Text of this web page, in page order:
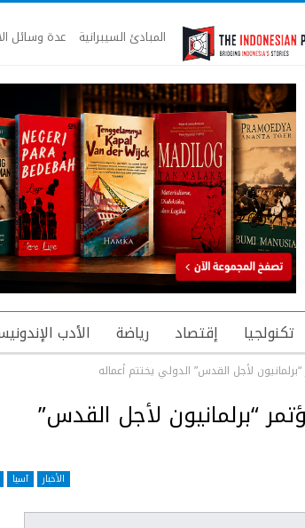
المبادئ السيبرانية عدة وسائل
تكنولجيا إقتصاد رياضة الأدب
لأجل القدس” الدولي يختتم أعماله
“برلمانيون لأجل القدس”
الأخبار آسيا